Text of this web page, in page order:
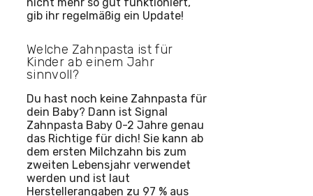
gib ihr regelmäßig ein Update!
Welche Zahnpasta ist für
Kinder ab einem Jahr
sinnvoll?
Du hast noch keine Zahnpasta für
dein Baby? Dann ist Signal
Zahnpasta Baby 0-2 Jahre genau
das Richtige für dich! Sie kann ab
dem ersten Milchzahn bis zum
zweiten Lebensjahr verwendet
werden und ist laut
Herstellerangaben zu 97 % aus